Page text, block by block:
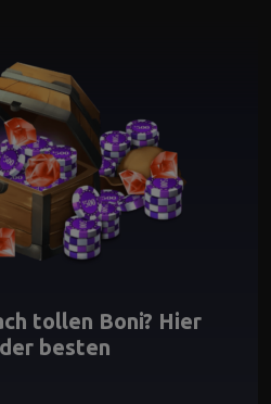
tollen Boni? Hier
besten